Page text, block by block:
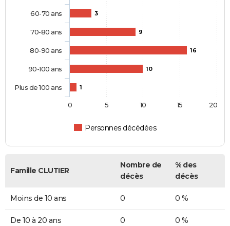
3
9
16
10
1
Personnes décédées
60-70 ans
70-80 ans
80-90 ans
90-100 ans
Plus de 100 ans
0 5 10 15 20
Famille CLUTIER
Nombre de
décès
% des
décès
Moins de 10 ans 0 0 %
De 10 à 20 ans 0 0 %